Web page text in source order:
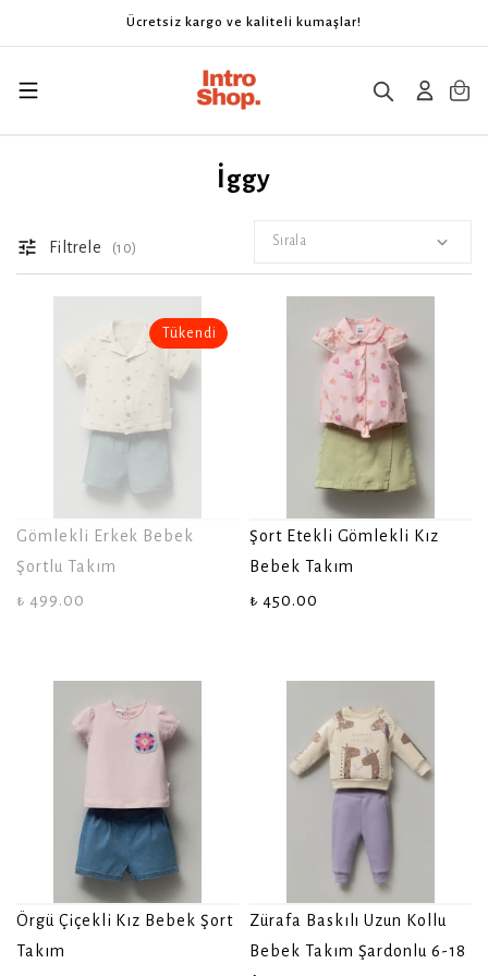
Ücretsiz kargo ve kaliteli kumaşlar!
İggy
Filtrele (10) Sırala
Tükendi
Gömlekli Erkek Bebek
Şortlu Takım
₺ 499.00
Şort Etekli Gömlekli Kız
Bebek Takım
₺ 450.00
Örgü Çiçekli Kız Bebek Şort
Takım
Zürafa Baskılı Uzun Kollu
Bebek Takım Şardonlu 6-18